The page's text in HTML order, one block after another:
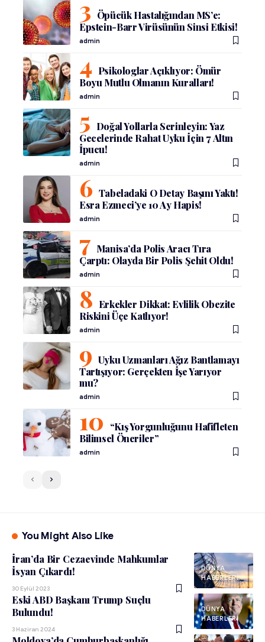
Öpücük Hastalığından MS’e:
Epstein-Barr Virüsünün Sinsi Etkisi!
admin
Psikologlar Açıklıyor: Ömür
Boyu Mutlu Olmanın Kuralları!
admin
Doğal Yollarla Serinleyin: Yaz
Gecelerinde Rahat Uyku İçin 7 Altın
İpucu!
admin
Tabeladaki O Detay Başını Yaktı!
Esra Ezmeci’ye 10 Ay Hapis!
admin
Manisa’da Polis Aracı Tıra
Çarptı: Olayda Bir Polis Şehit Oldu!
admin
Erkekler Dikkat: Evlilik Obezite
Riskini Üçe Katlıyor!
admin
Uyku Uzmanları Ağız Bantlamayı
Tartışıyor: Gerçekten İşe Yarıyor
mu?
admin
“Kış Yorgunluğunu Hafifleten
Bilimsel Öneriler”
admin
You Might Also Like
DÜNYA
HABERLERI
İran’da Bir Cezaevinde Mahkumlar
İsyan Çıkardı!
30 Eylül 2023
DÜNYA
HABERLERI
Eski ABD Başkanı Trump Suçlu
Bulundu!
3 Haziran 2024